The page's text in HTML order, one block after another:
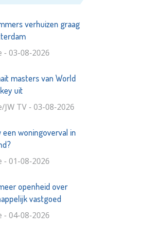
verhuizen graag
- 03-08-2026
masters van World
uit
JW TV - 03-08-2026
een woningoverval in
- 01-08-2026
openheid over
vastgoed
- 04-08-2026